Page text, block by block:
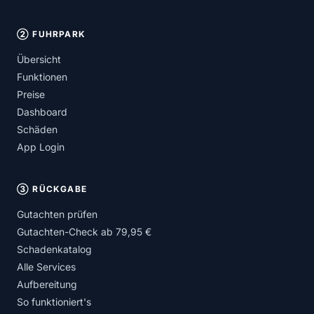
② FUHRPARK
Übersicht
Funktionen
Preise
Dashboard
Schäden
App Login
③ RÜCKGABE
Gutachten prüfen
Gutachten-Check ab 79,95 €
Schadenkatalog
Alle Services
Aufbereitung
So funktioniert's